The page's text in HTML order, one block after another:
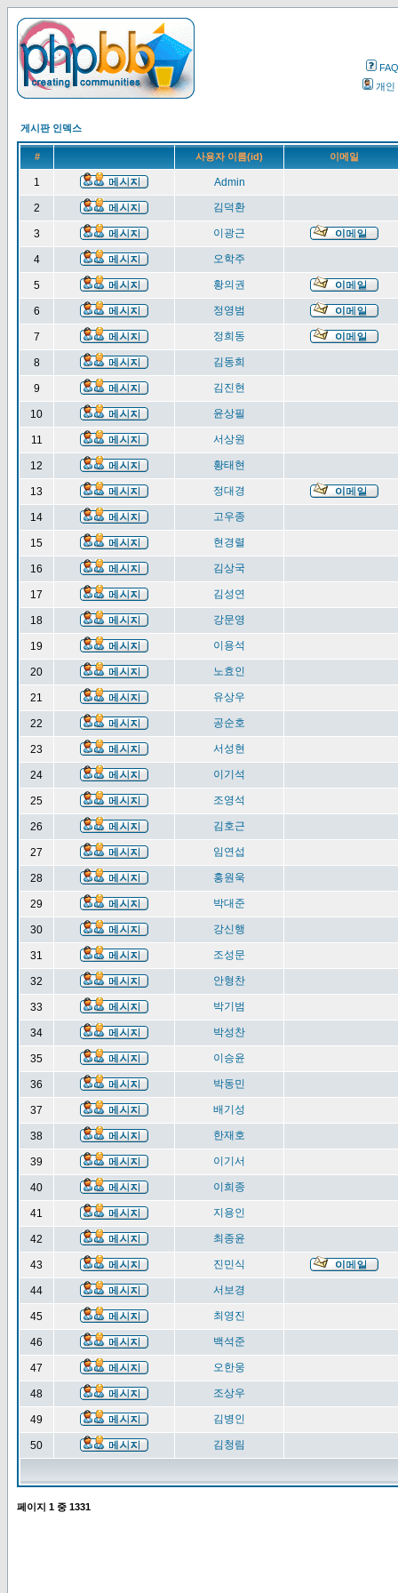
FAQ
개인
게시판 인덱스
# 사용자 이름(id) 이메일
1 Admin
2 김덕환
3 이광근
4 오학주
5 황의권
6 정영범
7 정희동
8 김동희
9 김진현
10 윤상필
11 서상원
12 황태현
13 정대경
14 고우종
15 현경렬
16 김상국
17 김성연
18 강문영
19 이용석
20 노효인
21 유상우
22 공순호
23 서성현
24 이기석
25 조영석
26 김호근
27 임연섭
28 홍원욱
29 박대준
30 강신행
31 조성문
32 안형찬
33 박기범
34 박성찬
35 이승윤
36 박동민
37 배기성
38 한재호
39 이기서
40 이희종
41 지용인
42 최종윤
43 진민식
44 서보경
45 최영진
46 백석준
47 오한웅
48 조상우
49 김병인
50 김청림
페이지 1 중 1331